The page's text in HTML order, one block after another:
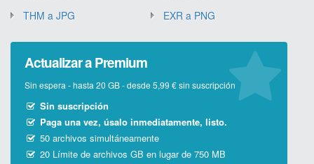
THM a JPG
EXR a PNG
Actualizar a Premium
Sin espera - hasta 20 GB - desde 5,99 € sin suscripción
Sin suscripción
Paga una vez, úsalo inmediatamente, listo.
50 archivos simultáneamente
20 Límite de archivos GB en lugar de 750 MB